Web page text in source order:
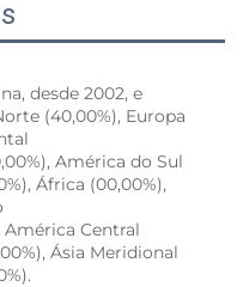
desde 2002, e
(40,00%), Europa
América do Sul
África (00,00%),
América Central
Ásia Meridional